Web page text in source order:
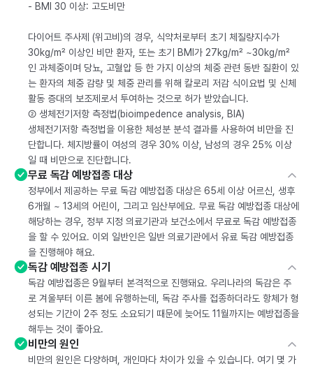
- BMI 30 이상: 고도비만
다이어트 주사제 (위고비)의 경우, 식약처로부터 초기 체질량지수가
30kg/m² 이상인 비만 환자, 또는 초기 BMI가 27kg/m² ~30kg/m²
인 과체중이며 당뇨, 고혈압 등 한 가지 이상의 체중 관련 동반 질환이 있
는 환자의 체중 감량 및 체중 관리를 위해 칼로리 저감 식이요법 및 신체
활동 증대의 보조제로서 투여하는 것으로 허가 받았습니다.
② 생체전기저항 측정법(bioimpedence analysis, BIA)
생체전기저항 측정법을 이용한 체성분 분석 결과를 사용하여 비만을 진
단합니다. 체지방률이 여성의 경우 30% 이상, 남성의 경우 25% 이상
일 때 비만으로 진단합니다.
무료 독감 예방접종 대상
정부에서 제공하는 무료 독감 예방접종 대상은 65세 이상 어르신, 생후
6개월 ~ 13세의 어린이, 그리고 임산부에요. 무료 독감 예방접종 대상에
해당하는 경우, 정부 지정 의료기관과 보건소에서 무료로 독감 예방접종
을 할 수 있어요. 이외 일반인은 일반 의료기관에서 유료 독감 예방접종
을 진행해야 해요.
독감 예방접종 시기
독감 예방접종은 9월부터 본격적으로 진행돼요. 우리나라의 독감은 주
로 겨울부터 이른 봄에 유행하는데, 독감 주사를 접종하더라도 항체가 형
성되는 기간이 2주 정도 소요되기 때문에 늦어도 11월까지는 예방접종을
해두는 것이 좋아요.
비만의 원인
비만의 원인은 다양하며, 개인마다 차이가 있을 수 있습니다. 여기 몇 가